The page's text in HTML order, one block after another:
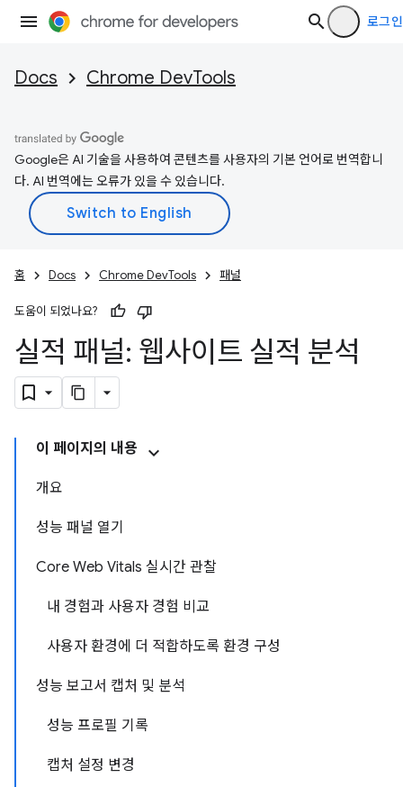
로그인
Docs Chrome DevTools
Google은 AI 기술을 사용하여 콘텐츠를 사용자의 기본 언어로 번역합니
다. AI 번역에는 오류가 있을 수 있습니다.
홈 Docs Chrome DevTools 패널
도움이 되었나요?
실적 패널: 웹사이트 실적 분석
이 페이지의 내용
개요
성능 패널 열기
Core Web Vitals 실시간 관찰
내 경험과 사용자 경험 비교
사용자 환경에 더 적합하도록 환경 구성
성능 보고서 캡처 및 분석
성능 프로필 기록
캡처 설정 변경